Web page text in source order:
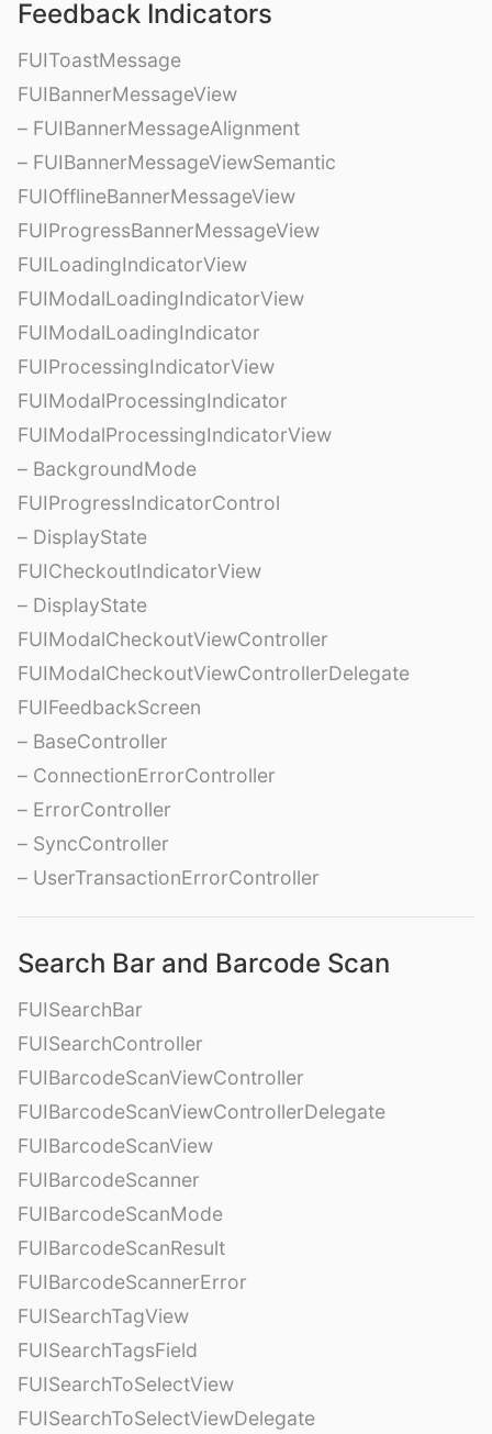
Feedback Indicators
FUIToastMessage
FUIBannerMessageView
– FUIBannerMessageAlignment
– FUIBannerMessageViewSemantic
FUIOfflineBannerMessageView
FUIProgressBannerMessageView
FUILoadingIndicatorView
FUIModalLoadingIndicatorView
FUIModalLoadingIndicator
FUIProcessingIndicatorView
FUIModalProcessingIndicator
FUIModalProcessingIndicatorView
– BackgroundMode
FUIProgressIndicatorControl
– DisplayState
FUICheckoutIndicatorView
– DisplayState
FUIModalCheckoutViewController
FUIModalCheckoutViewControllerDelegate
FUIFeedbackScreen
– BaseController
– ConnectionErrorController
– ErrorController
– SyncController
– UserTransactionErrorController
Search Bar and Barcode Scan
FUISearchBar
FUISearchController
FUIBarcodeScanViewController
FUIBarcodeScanViewControllerDelegate
FUIBarcodeScanView
FUIBarcodeScanner
FUIBarcodeScanMode
FUIBarcodeScanResult
FUIBarcodeScannerError
FUISearchTagView
FUISearchTagsField
FUISearchToSelectView
FUISearchToSelectViewDelegate